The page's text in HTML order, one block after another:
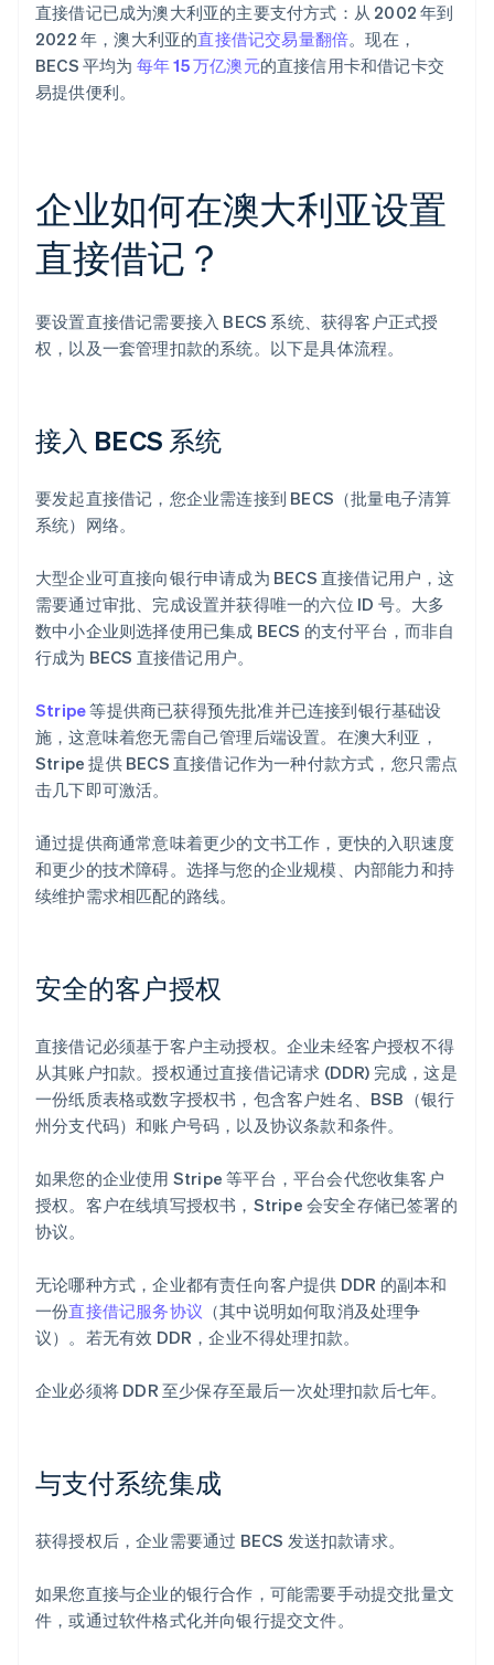
直接借记已成为澳大利亚的主要支付方式：从 2002 年到
2022 年，澳大利亚的直接借记交易量翻倍。现在，
BECS 平均为 每年 15 万亿澳元的直接信用卡和借记卡交
易提供便利。
企业如何在澳大利亚设置
直接借记？
要设置直接借记需要接入 BECS 系统、获得客户正式授
权，以及一套管理扣款的系统。以下是具体流程。
接入 BECS 系统
要发起直接借记，您企业需连接到 BECS（批量电子清算
系统）网络。
大型企业可直接向银行申请成为 BECS 直接借记用户，这
需要通过审批、完成设置并获得唯一的六位 ID 号。大多
数中小企业则选择使用已集成 BECS 的支付平台，而非自
行成为 BECS 直接借记用户。
Stripe等提供商已获得预先批准并已连接到银行基础设
施，这意味着您无需自己管理后端设置。在澳大利亚，
Stripe 提供 BECS 直接借记作为一种付款方式，您只需点
击几下即可激活。
通过提供商通常意味着更少的文书工作，更快的入职速度
和更少的技术障碍。选择与您的企业规模、内部能力和持
续维护需求相匹配的路线。
安全的客户授权
直接借记必须基于客户主动授权。企业未经客户授权不得
从其账户扣款。授权通过直接借记请求 (DDR) 完成，这是
一份纸质表格或数字授权书，包含客户姓名、BSB（银行
州分支代码）和账户号码，以及协议条款和条件。
如果您的企业使用 Stripe 等平台，平台会代您收集客户
授权。客户在线填写授权书，Stripe 会安全存储已签署的
协议。
无论哪种方式，企业都有责任向客户提供 DDR 的副本和
一份直接借记服务协议 （其中说明如何取消及处理争
议）。若无有效 DDR，企业不得处理扣款。
企业必须将 DDR 至少保存至最后一次处理扣款后七年。
与支付系统集成
获得授权后，企业需要通过 BECS 发送扣款请求。
如果您直接与企业的银行合作，可能需要手动提交批量文
件，或通过软件格式化并向银行提交文件。